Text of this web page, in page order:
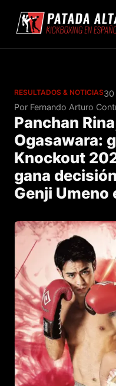
RESULTADOS & NOTICIAS30
Por Fernando Arturo
Panchan
Ogasawara:
Knockout
gana
Genji Umeno